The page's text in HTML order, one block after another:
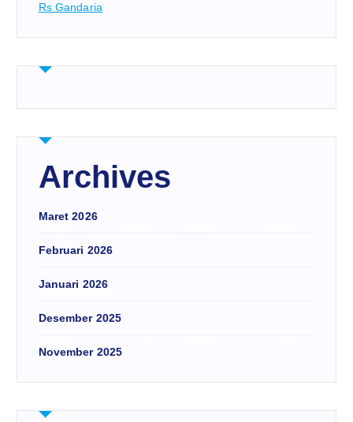
Rs Gandaria
Archives
Maret 2026
Februari 2026
Januari 2026
Desember 2025
November 2025